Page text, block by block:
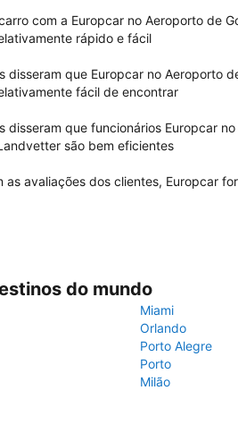
com a Europcar no Aeroporto de
rápido e fácil
disseram que Europcar no Aeroporto
fácil de encontrar
disseram que funcionários Europcar
são bem eficientes
as avaliações dos clientes, Europcar
do mundo
Miami
Orlando
Porto Alegre
Porto
Milão